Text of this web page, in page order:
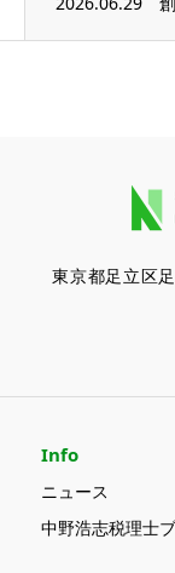
東京都足立区
Info
ニュース
中野浩志税理士